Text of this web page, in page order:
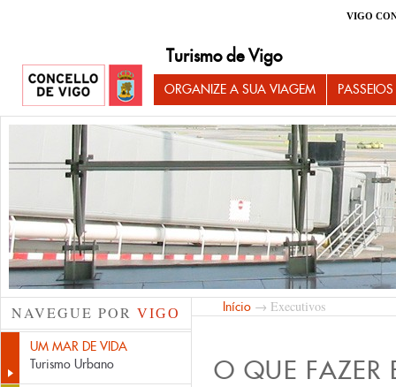
VIGO
Turismo de Vigo
ORGANIZE A SUA VIAGEM
NAVEGUE POR VIGO
UM MAR DE VIDA
Turismo Urbano
Início → Executivos
O QUE FAZER